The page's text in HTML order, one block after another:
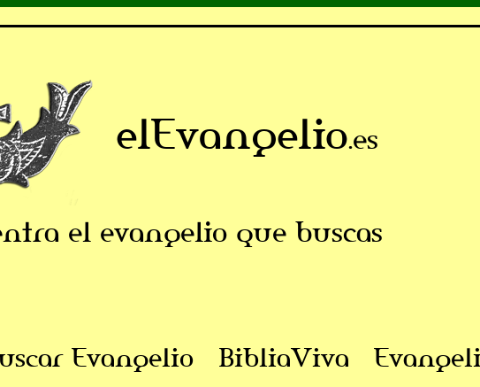
elEvangelio.es
el evangelio que buscas
Evangelio BibliaViva